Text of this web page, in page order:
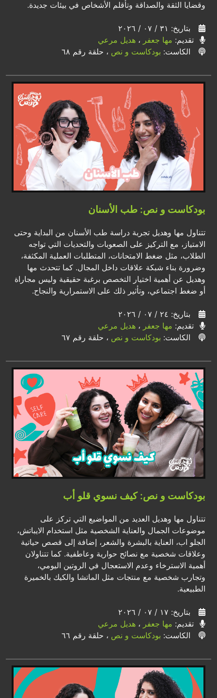
وقضايا الثقة والصداقة وتأقلم الأشخاص في بيئات جديدة.
بتاريخ: ٣١ / ٠٧ / ٢٠٢٦
تقديم: مها جعفر ، هديل مرعي
الكاست: بودكاست و نص ، حلقة رقم ٦٨
بودكاست و نص: طب الأسنان
تتناول مها وهديل تجربة دراسة طب الأسنان من البداية وحتى
الامتياز، مع التركيز على الصعوبات والتحديات التي تواجه
الطلاب، مثل ضغط الامتحانات، المتطلبات العملية المكثفة،
وضرورة بناء شبكة علاقات داخل المجال. كما تتحدث مها
وهديل عن أهمية اختيار التخصص برغبة حقيقية وليس مجاراة
أو ضغط اجتماعي، وتأثير ذلك على الاستمرارية والنجاح.
بتاريخ: ٢٤ / ٠٧ / ٢٠٢٦
تقديم: مها جعفر ، هديل مرعي
الكاست: بودكاست و نص ، حلقة رقم ٦٧
بودكاست و نص: كيف نسوي قلو أب
تتناول مها وهديل العديد من المواضيع التي تركز على
موضوعات الجمال والعناية الشخصية مثل استخدام الايباتش،
الجلو اب، العناية بالبشرة والشعر، إضافة إلى قصص حياتية
وعلاقات شخصية مع نصائح حوارية وعاطفية. كما تتناولان
أهمية الاسترخاء وعدم الاستعجال في الروتين اليومي،
وتجارب شخصية مع منتجات مثل الماتشا والكيك بالخميرة
الطبيعية.
بتاريخ: ١٧ / ٠٧ / ٢٠٢٦
تقديم: مها جعفر ، هديل مرعي
الكاست: بودكاست و نص ، حلقة رقم ٦٦